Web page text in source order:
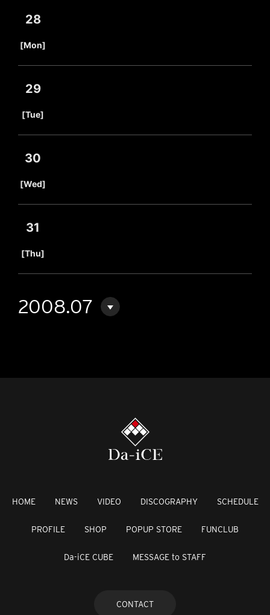
28
[Mon]
29
[Tue]
30
[Wed]
31
[Thu]
2008.07
HOME NEWS VIDEO DISCOGRAPHY SCHEDULE
PROFILE SHOP POPUP STORE FUNCLUB
Da-iCE CUBE MESSAGE to STAFF
CONTACT